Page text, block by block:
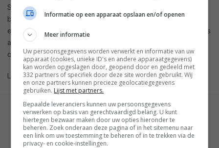
Steeds meer fabrikanten zien 8-inch als een formaat dat het
beste van twee werelden biedt; een groot schermoppervlak
en tegelijkertijd een mobiel formaat. Samsung heeft inmiddels
al meerdere 8-inch tablets gelanceerd en Acer kondigde
onlangs de 8-inchIconia Tab 8 aan.
Lees ook onzeAcer Iconia One 7 review.
GESCHREVEN DOOR
MARTIJN CHEL
Informatie op een apparaat opslaan en/of openen
Meer informatie
Uw persoonsgegevens worden verwerkt en informatie van uw
apparaat (cookies, unieke ID's en andere apparaatgegevens)
kan worden opgeslagen door, geopend door en gedeeld met
332 partners of specifiek door deze site worden gebruikt. Wij
en onze partners kunnen precieze geolocatiegegevens
gebruiken. Lijst met partners.
Bepaalde leveranciers kunnen uw persoonsgegevens
verwerken op basis van gerechtvaardigd belang. U kunt
hiertegen bezwaar maken door uw opties hieronder te
beheren. Zoek onderaan deze pagina of in het sitemenu naar
een link om uw toestemming te beheren of in te trekken via de
privacy- en cookie-instellingen.